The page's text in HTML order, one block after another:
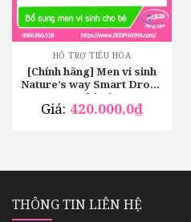
HỖ TRỢ TIÊU HÓA
[Chính hãng] Men vi sinh
Nature’s way Smart Drops
Probiotic
Giá: 420.000,0₫
THÔNG TIN LIÊN HỆ